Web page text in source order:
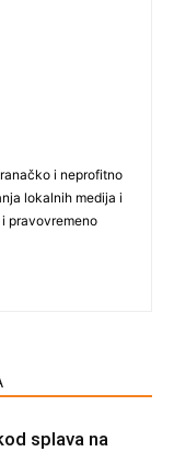
i neprofitno
lokalnih medija i
pravovremeno
splava na